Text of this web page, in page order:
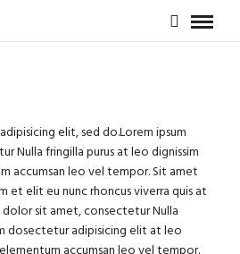
elit, sed do.Lorem ipsum
Nulla fringilla purus at leo dignissim
accumsan leo vel tempor. Sit amet
et elit eu nunc rhoncus viverra quis at
dolor sit amet, consectetur Nulla
dosectetur adipisicing elit at leo